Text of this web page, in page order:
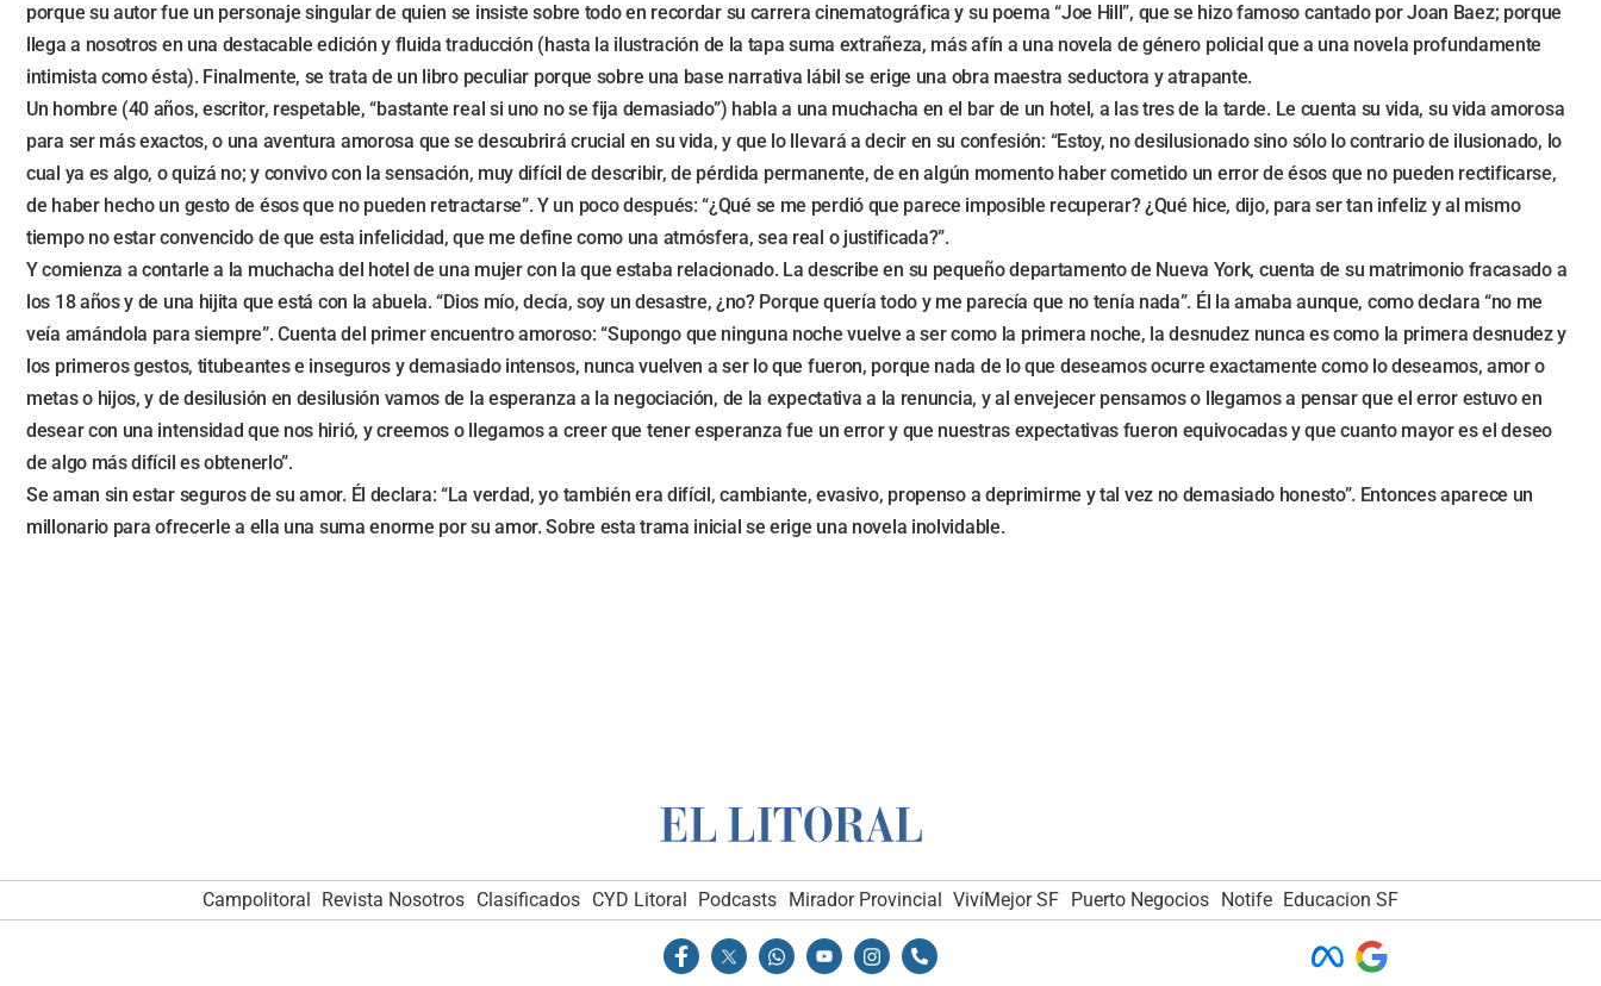
porque su autor fue un personaje singular de quien se insiste sobre todo en recordar su carrera cinematográfica y su poema “Joe Hill”, que se hizo famoso cantado por Joan Baez; porque
llega a nosotros en una destacable edición y fluida traducción (hasta la ilustración de la tapa suma extrañeza, más afín a una novela de género policial que a una novela profundamente
intimista como ésta). Finalmente, se trata de un libro peculiar porque sobre una base narrativa lábil se erige una obra maestra seductora y atrapante.
Un hombre (40 años, escritor, respetable, “bastante real si uno no se fija demasiado”) habla a una muchacha en el bar de un hotel, a las tres de la tarde. Le cuenta su vida, su vida amorosa
para ser más exactos, o una aventura amorosa que se descubrirá crucial en su vida, y que lo llevará a decir en su confesión: “Estoy, no desilusionado sino sólo lo contrario de ilusionado, lo
cual ya es algo, o quizá no; y convivo con la sensación, muy difícil de describir, de pérdida permanente, de en algún momento haber cometido un error de ésos que no pueden rectificarse,
de haber hecho un gesto de ésos que no pueden retractarse”. Y un poco después: “¿Qué se me perdió que parece imposible recuperar? ¿Qué hice, dijo, para ser tan infeliz y al mismo
tiempo no estar convencido de que esta infelicidad, que me define como una atmósfera, sea real o justificada?”.
Y comienza a contarle a la muchacha del hotel de una mujer con la que estaba relacionado. La describe en su pequeño departamento de Nueva York, cuenta de su matrimonio fracasado a
los 18 años y de una hijita que está con la abuela. “Dios mío, decía, soy un desastre, ¿no? Porque quería todo y me parecía que no tenía nada”. Él la amaba aunque, como declara “no me
veía amándola para siempre”. Cuenta del primer encuentro amoroso: “Supongo que ninguna noche vuelve a ser como la primera noche, la desnudez nunca es como la primera desnudez y
los primeros gestos, titubeantes e inseguros y demasiado intensos, nunca vuelven a ser lo que fueron, porque nada de lo que deseamos ocurre exactamente como lo deseamos, amor o
metas o hijos, y de desilusión en desilusión vamos de la esperanza a la negociación, de la expectativa a la renuncia, y al envejecer pensamos o llegamos a pensar que el error estuvo en
desear con una intensidad que nos hirió, y creemos o llegamos a creer que tener esperanza fue un error y que nuestras expectativas fueron equivocadas y que cuanto mayor es el deseo
de algo más difícil es obtenerlo”.
Se aman sin estar seguros de su amor. Él declara: “La verdad, yo también era difícil, cambiante, evasivo, propenso a deprimirme y tal vez no demasiado honesto”. Entonces aparece un
millonario para ofrecerle a ella una suma enorme por su amor. Sobre esta trama inicial se erige una novela inolvidable.
Campolitoral Revista Nosotros Clasificados CYD Litoral Podcasts Mirador Provincial VivíMejor SF Puerto Negocios Notife Educacion SF